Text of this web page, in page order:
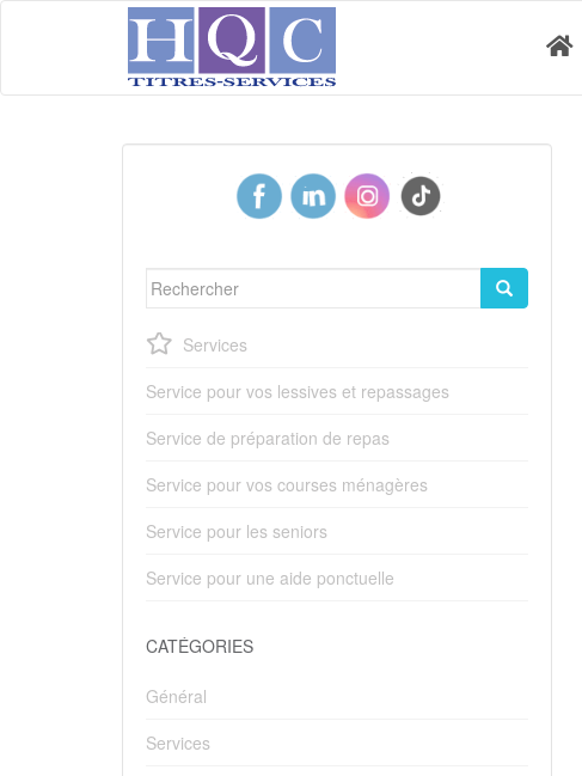
Rechercher...
Services
Service pour vos lessives et repassages
Service de préparation de repas
Service pour vos courses ménagères
Service pour les seniors
Service pour une aide ponctuelle
CATÉGORIES
Général
Services